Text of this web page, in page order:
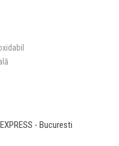
- Bucuresti